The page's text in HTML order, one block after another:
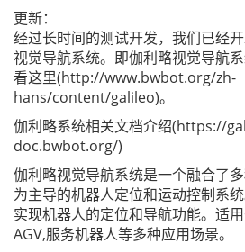
更新：
经过长时间的测试开发，我们已经
视觉导航系统。即伽利略视觉导航
看这里(http://www.bwbot.org/zh-
hans/content/galileo)。
伽利略系统相关文档介绍(https://
doc.bwbot.org/)
伽利略视觉导航系统是一个融合了
为主导的机器人定位和运动控制系
实现机器人的定位和导航功能。适
AGV,服务机器人等多种应用场景。